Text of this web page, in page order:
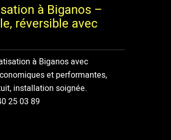
à Biganos –
réversible avec
à Biganos avec
et performantes,
installation soignée.
25 03 89